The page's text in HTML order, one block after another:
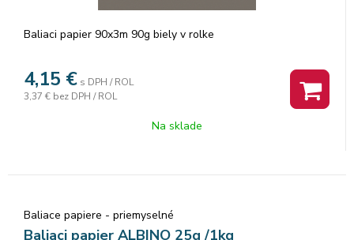
Baliaci papier 90x3m 90g biely v rolke
4,15 € s DPH / ROL
3,37 € bez DPH / ROL
Na sklade
Baliace papiere - priemyselné
Baliaci papier ALBINO 25g /1kg